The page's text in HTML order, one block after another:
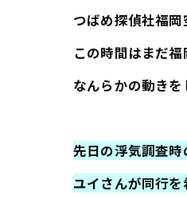
つばめ探偵社福岡
この時間はまだ
なんらかの動きを
先日の浮気調査
ユイさんが同行を